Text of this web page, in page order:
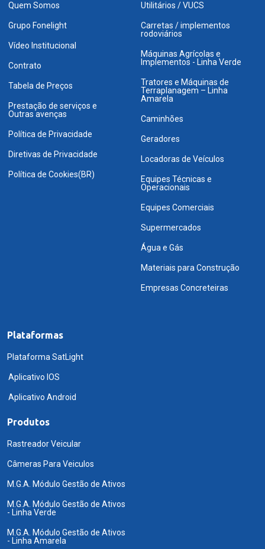
Quem Somos
Grupo Fonelight
Vídeo Institucional
Contrato
Tabela de Preços
Prestação de serviços e
Outras avenças
Política de Privacidade
Diretivas de Privacidade
Política de Cookies(BR)
Utilitários / VUCS
Carretas / implementos
rodoviários
Máquinas Agrícolas e
Implementos - Linha Verde
Tratores e Máquinas de
Terraplanagem – Linha
Amarela
Caminhões
Geradores
Locadoras de Veículos
Equipes Técnicas e
Operacionais
Equipes Comerciais
Supermercados
Água e Gás
Materiais para Construção
Empresas Concreteiras
Plataformas
Plataforma SatLight
Aplicativo IOS
Aplicativo Android
Produtos
Rastreador Veicular
Câmeras Para Veiculos
M.G.A. Módulo Gestão de Ativos
M.G.A. Módulo Gestão de Ativos
- Linha Verde
M.G.A. Módulo Gestão de Ativos
- Linha Amarela